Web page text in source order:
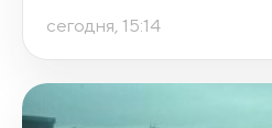
сегодня, 15:14